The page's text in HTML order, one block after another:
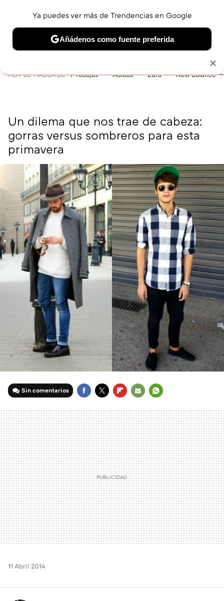
BELLEZA SHOPPING VIAJES GASTRO SNEAKERS
HOY SE HABLA DE rebajas Adidas Zara New Balance
Un dilema que nos trae de cabeza:
gorras versus sombreros para esta
primavera
Sin comentarios
MAIL
11 Abril 2014
×
Ya puedes ver más de Trendencias en Google
Añádenos como fuente preferida